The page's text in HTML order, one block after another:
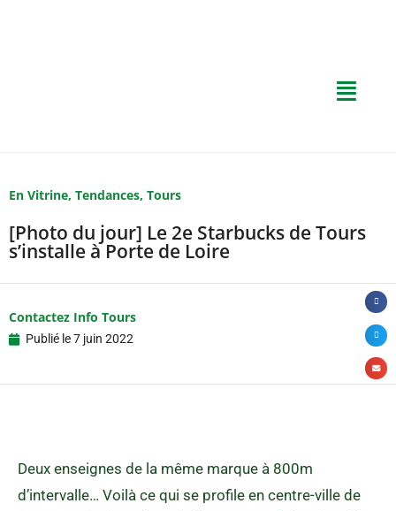
En Vitrine, Tendances, Tours
[Photo du jour] Le 2e Starbucks de Tours
s’installe à Porte de Loire
Contactez Info Tours
Publié le7 juin 2022
Deux enseignes de la même marque à 800m
d’intervalle… Voilà ce qui se profile en centre-ville de